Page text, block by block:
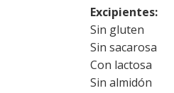
Excipientes
Sin gluten
Sin sacarosa
Con lactosa
Sin almidón